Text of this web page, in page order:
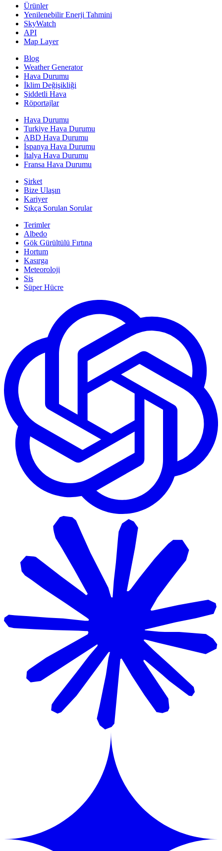
Ürünler
Yenilenebilir Enerji Tahmini
SkyWatch
API
Map Layer
Blog
Weather Generator
Hava Durumu
İklim Değişikliği
Şiddetli Hava
Röportajlar
Hava Durumu
Turkiye Hava Durumu
ABD Hava Durumu
İspanya Hava Durumu
İtalya Hava Durumu
Fransa Hava Durumu
Şirket
Bize Ulaşın
Kariyer
Sıkça Sorulan Sorular
Terimler
Albedo
Gök Gürültülü Fırtına
Hortum
Kasırga
Meteoroloji
Sis
Süper Hücre